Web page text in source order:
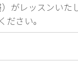
がレッスンいたし
さい。